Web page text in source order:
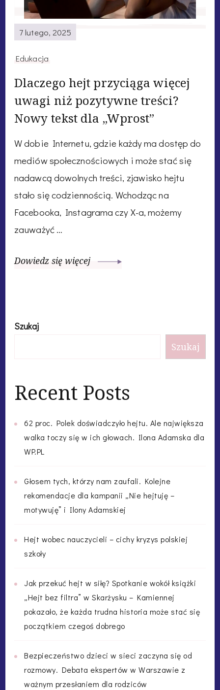
7 lutego, 2025
Edukacja
Dlaczego hejt przyciąga więcej
uwagi niż pozytywne treści?
Nowy tekst dla „Wprost”
W dobie Internetu, gdzie każdy ma dostęp do
mediów społecznościowych i może stać się
nadawcą dowolnych treści, zjawisko hejtu
stało się codziennością. Wchodząc na
Facebooka, Instagrama czy X-a, możemy
zauważyć …
Dowiedz się więcej
Szukaj
Szukaj
Recent Posts
62 proc. Polek doświadczyło hejtu. Ale największa
walka toczy się w ich głowach. Ilona Adamska dla
WP.PL
Głosem tych, którzy nam zaufali. Kolejne
rekomendacje dla kampanii „Nie hejtuję –
motywuję” i Ilony Adamskiej
Hejt wobec nauczycieli – cichy kryzys polskiej
szkoły
Jak przekuć hejt w siłę? Spotkanie wokół książki
„Hejt bez filtra” w Skarżysku – Kamiennej
pokazało, że każda trudna historia może stać się
początkiem czegoś dobrego
Bezpieczeństwo dzieci w sieci zaczyna się od
rozmowy. Debata ekspertów w Warszawie z
ważnym przesłaniem dla rodziców